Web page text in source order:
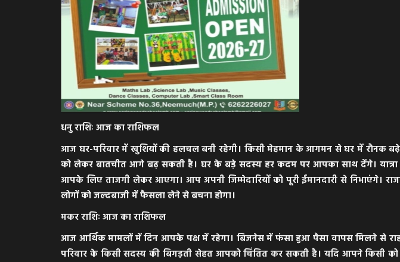
धनु राशिः आज का राशिफल
आज घर-परिवार में खुशियों की हलचल बनी रहेगी। किसी मेहमान के आगमन से घर में रौनक
को लेकर बातचीत आगे बढ़ सकती है। घर के बड़े सदस्य हर कदम पर आपका साथ देंगे। यात्रा
आपके लिए ताजगी लेकर आएगा। आप अपनी जिम्मेदारियों को पूरी ईमानदारी से निभाएंगे।
लोगों को जल्दबाजी में फैसला लेने से बचना होगा।
मकर राशिः आज का राशिफल
आज आर्थिक मामलों में दिन आपके पक्ष में रहेगा। बिजनेस में फंसा हुआ पैसा वापस मिलने से
परिवार के किसी सदस्य की बिगड़ती सेहत आपको चिंतित कर सकती है। यदि आपने किसी को
मध्यप्रदेश नीमच